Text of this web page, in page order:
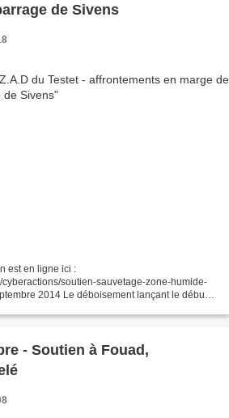
de Sivens
est en ligne ici :
cyberactions/soutien-sauvetage-zone-humide-
2014 Le déboisement lançant le début
- Soutien à Fouad,